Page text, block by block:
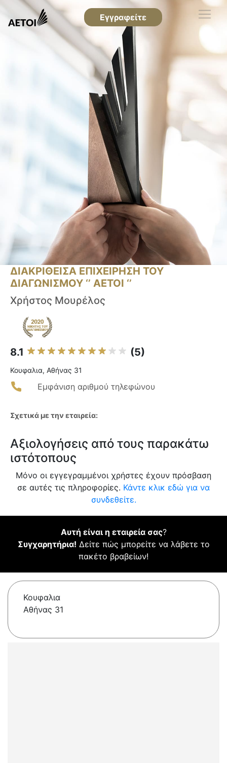
Εγγραφείτε
ΔΙΑΚΡΙΘΕΙΣΑ ΕΠΙΧΕΙΡΗΣΗ ΤΟΥ
ΔΙΑΓΩΝΙΣΜΟΥ ‘’ ΑΕΤΟΙ ‘’
Χρήστος Μουρέλος
8.1 (5)
Κουφαλια, Αθήνας 31
Εμφάνιση αριθμού τηλεφώνου
Σχετικά με την εταιρεία:
Αξιολογήσεις από τους παρακάτω
ιστότοπους
Μόνο οι εγγεγραμμένοι χρήστες έχουν πρόσβαση
σε αυτές τις πληροφορίες. Κάντε κλικ εδώ για να
συνδεθείτε.
Αυτή είναι η εταιρεία σας?
Συγχαρητήρια! Δείτε πώς μπορείτε να λάβετε το
πακέτο βραβείων!
Κουφαλια
Αθήνας 31